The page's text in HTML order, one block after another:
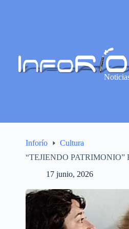
Inforío
Cultura
“TEJIENDO PATRIMONIO”
17 junio, 2026